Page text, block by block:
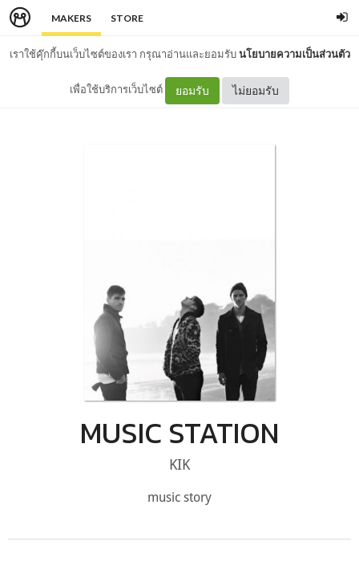
MAKERS STORE
เราใช้คุ๊กกี้บนเว็บไซต์ของเรา กรุณาอ่านและยอมรับนโยบายความเป็นส่วนตัว
เพื่อใช้บริการเว็บไซต์ ยอมรับ ไม่ยอมรับ
MUSIC STATION
KIK
music story